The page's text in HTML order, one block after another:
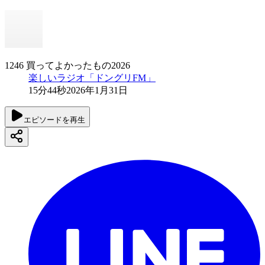
1246 買ってよかったもの2026
楽しいラジオ「ドングリFM」
15分44秒2026年1月31日
エピソードを再生